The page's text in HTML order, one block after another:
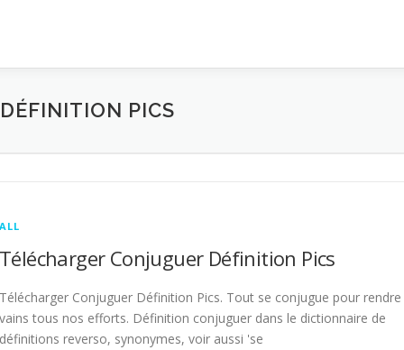
PICS
ALL
Télécharger Conjuguer Définition Pics
Télécharger Conjuguer Définition Pics. Tout se conjugue pour rendre
vains tous nos efforts. Définition conjuguer dans le dictionnaire de
définitions reverso, synonymes, voir aussi 'se